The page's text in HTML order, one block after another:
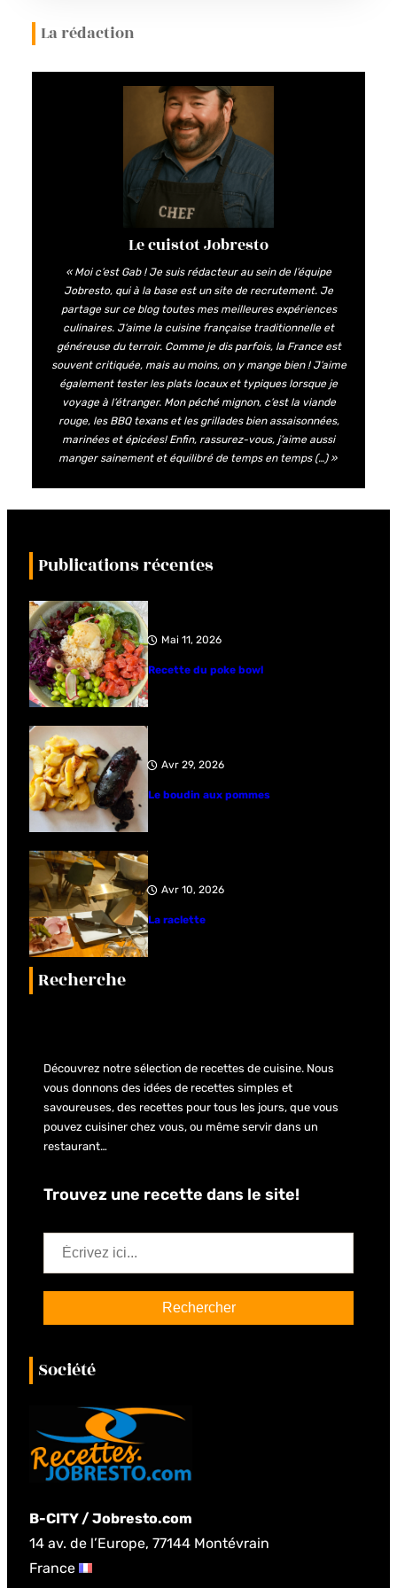
La rédaction
Le cuistot Jobresto
« Moi c’est Gab ! Je suis rédacteur au sein de l’équipe
Jobresto, qui à la base est un site de recrutement. Je
partage sur ce blog toutes mes meilleures expériences
culinaires. J’aime la cuisine française traditionnelle et
généreuse du terroir. Comme je dis parfois, la France est
souvent critiquée, mais au moins, on y mange bien ! J’aime
également tester les plats locaux et typiques lorsque je
voyage à l’étranger. Mon péché mignon, c’est la viande
rouge, les BBQ texans et les grillades bien assaisonnées,
marinées et épicées! Enfin, rassurez-vous, j’aime aussi
manger sainement et équilibré de temps en temps (…) »
Publications récentes
Mai 11, 2026
Recette du poke bowl
Avr 29, 2026
Le boudin aux pommes
Avr 10, 2026
La raclette
Recherche
Découvrez notre sélection de recettes de cuisine. Nous
vous donnons des idées de recettes simples et
savoureuses, des recettes pour tous les jours, que vous
pouvez cuisiner chez vous, ou même servir dans un
restaurant…
Trouvez une recette dans le site!
e
r
h
Rechercher
Société
B-CITY / Jobresto.com
14 av. de l’Europe, 77144 Montévrain
France